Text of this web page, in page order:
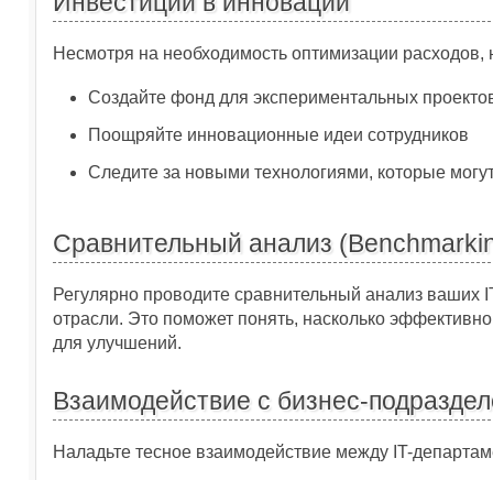
Несмотря на необходимость оптимизации
Создайте фонд для экспериментальных
Поощряйте инновационные идеи сотрудников
Следите за новыми технологиями, которые
Сравнительный анализ
Регулярно проводите сравнительный анализ ваших
отрасли. Это поможет понять, насколько
для улучшений.
Взаимодействие с бизнес-
Наладьте тесное взаимодействие между IT-